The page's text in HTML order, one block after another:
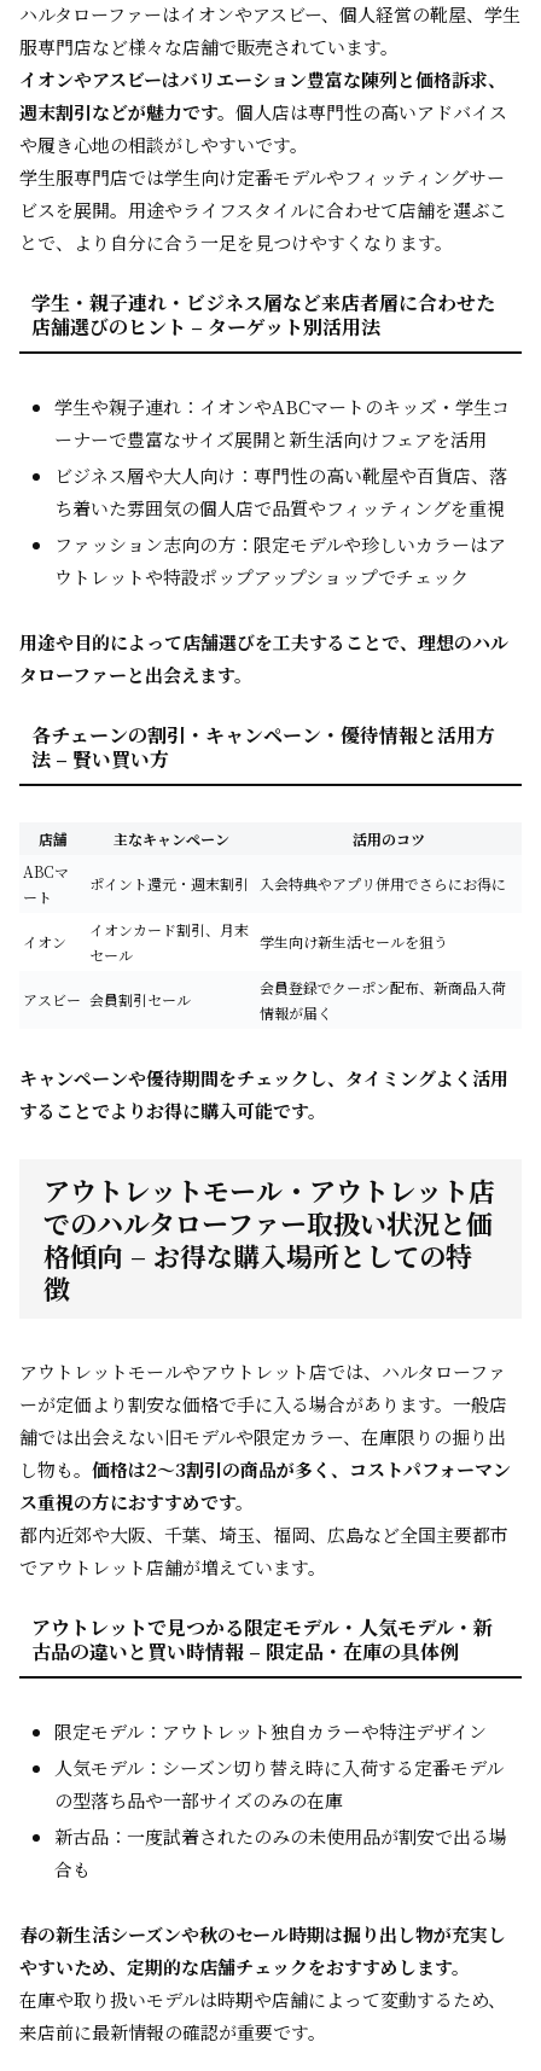
ハルタローファーはイオンやアスビー、個人経営の靴屋、学生
服専門店など様々な店舗で販売されています。
イオンやアスビーはバリエーション豊富な陳列と価格訴求、
週末割引などが魅力です。 個人店は専門性の高いアドバイス
や履き心地の相談がしやすいです。
学生服専門店では学生向け定番モデルやフィッティングサー
ビスを展開。用途やライフスタイルに合わせて店舗を選ぶこ
とで、より自分に合う一足を見つけやすくなります。
学生・親子連れ・ビジネス層など来店者層に合わせた
店舗選びのヒント – ターゲット別活用法
学生や親子連れ：イオンやABCマートのキッズ・学生コ
ーナーで豊富なサイズ展開と新生活向けフェアを活用
ビジネス層や大人向け：専門性の高い靴屋や百貨店、落
ち着いた雰囲気の個人店で品質やフィッティングを重視
ファッション志向の方：限定モデルや珍しいカラーはア
ウトレットや特設ポップアップショップでチェック
用途や目的によって店舗選びを工夫することで、理想のハル
タローファーと出会えます。
各チェーンの割引・キャンペーン・優待情報と活用方
法 – 賢い買い方
店舗 主なキャンペーン
活用のコツ
ABCマ
ート
ポイント還元・週末割引 入会特典やアプリ併用でさらにお得に
イオン
イオンカード割引、月末
セール
学生向け新生活セールを狙う
アスビー 会員割引セール
会員登録でクーポン配布、新商品入荷
情報が届く
キャンペーンや優待期間をチェックし、タイミングよく活用
することでよりお得に購入可能です。
アウトレットモール・アウトレット店
でのハルタローファー取扱い状況と価
格傾向 – お得な購入場所としての特
徴
アウトレットモールやアウトレット店では、ハルタローファ
ーが定価より割安な価格で手に入る場合があります。一般店
舗では出会えない旧モデルや限定カラー、在庫限りの掘り出
し物も。 価格は2〜3割引の商品が多く、コストパフォーマン
ス重視の方におすすめです。
都内近郊や大阪、千葉、埼玉、福岡、広島など全国主要都市
でアウトレット店舗が増えています。
アウトレットで見つかる限定モデル・人気モデル・新
古品の違いと買い時情報 – 限定品・在庫の具体例
限定モデル：アウトレット独自カラーや特注デザイン
人気モデル：シーズン切り替え時に入荷する定番モデル
の型落ち品や一部サイズのみの在庫
新古品：一度試着されたのみの未使用品が割安で出る場
合も
春の新生活シーズンや秋のセール時期は掘り出し物が充実し
やすいため、定期的な店舗チェックをおすすめします。
在庫や取り扱いモデルは時期や店舗によって変動するため、
来店前に最新情報の確認が重要です。